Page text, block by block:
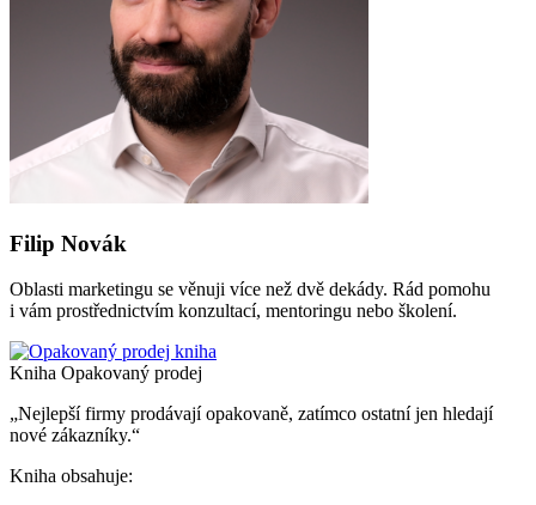
Filip Novák
Oblasti marketingu se věnuji více než dvě dekády. Rád pomohu
i vám prostřednictvím konzultací, mentoringu nebo školení.
Kniha Opakovaný prodej
„Nejlepší firmy prodávají opakovaně, zatímco ostatní jen hledají
nové zákazníky.“
Kniha obsahuje: